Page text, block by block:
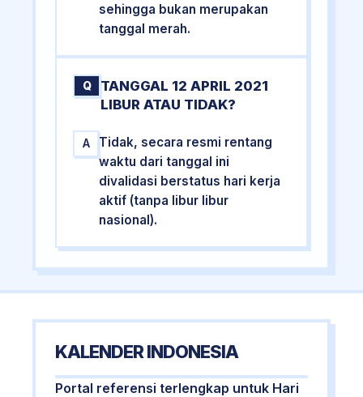
sehingga bukan merupakan
tanggal merah.
Q
TANGGAL 12 APRIL 2021
LIBUR ATAU TIDAK?
A
Tidak, secara resmi rentang
waktu dari tanggal ini
divalidasi berstatus hari kerja
aktif (tanpa libur libur
nasional).
KALENDER INDONESIA
Portal referensi terlengkap untuk Hari